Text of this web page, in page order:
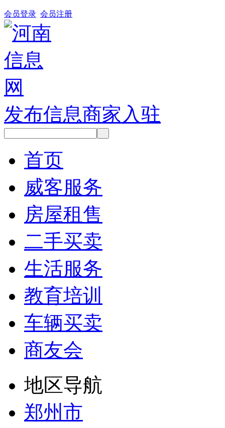
会员登录 会员注册
发布信息商家入驻
首页
威客服务
房屋租售
二手买卖
生活服务
教育培训
车辆买卖
商友会
地区导航
郑州市